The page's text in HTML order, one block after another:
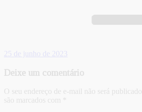
25 de junho de 2023
Deixe um comentário
O seu endereço de e-mail não será publicado.
são marcados com